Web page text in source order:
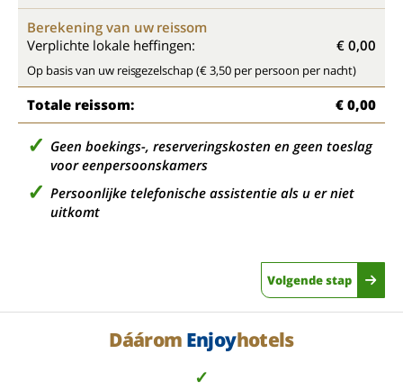
Berekening van uw reissom
Verplichte lokale heffingen:
€ 0,00
Op basis van uw reisgezelschap (€ 3,50 per persoon per nacht)
Totale reissom: € 0,00
Geen boekings-, reserveringskosten en geen toeslag
voor eenpersoonskamers
Persoonlijke telefonische assistentie als u er niet
uitkomt
Volgende stap
Dáárom Enjoyhotels
✓